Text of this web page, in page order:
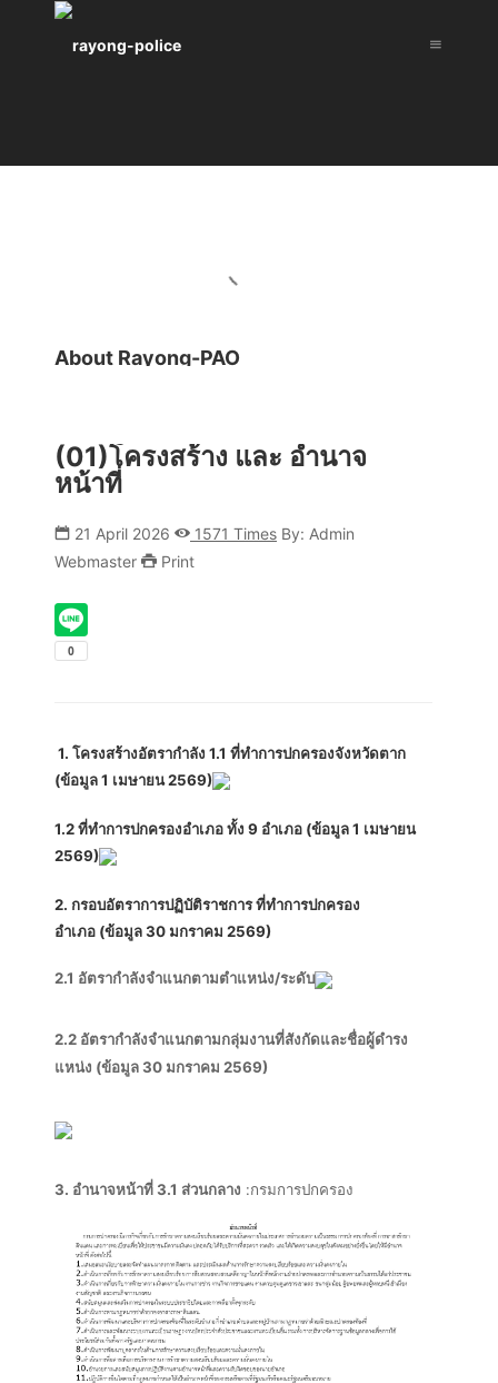
About Rayong-PAO
(01)โครงสร้าง และ อำนาจ
หน้าที่
21 April 2026 1571 Times By: Admin
Webmaster
Print
1. โครงสร้างอัตรากำลัง 1.1 ที่ทำการปกครองจังหวัดตาก
(ข้อมูล 1 เมษายน 2569)
1.2 ที่ทำการปกครองอำเภอ ทั้ง 9 อำเภอ (ข้อมูล 1 เมษายน
2569)
2. กรอบอัตราการปฏิบัติราชการ ที่ทำการปกครอง
อำเภอ (ข้อมูล 30 มกราคม 2569)
2.1 อัตรากำลังจำแนกตามตำแหน่ง/ระดับ
2.2 อัตรากำลังจำแนกตามกลุ่มงานที่สังกัดและชื่อผู้ดำรง
แหน่ง (ข้อมูล 30 มกราคม 2569)
3. อำนาจหน้าที่3.1 ส่วนกลาง :กรมการปกครอง